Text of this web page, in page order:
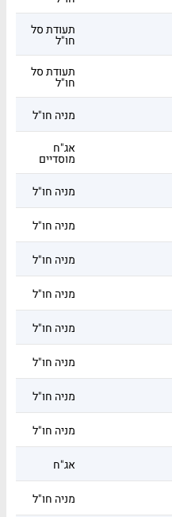
תעודת סל
חו"ל
תעודת סל
חו"ל
מניה חו"ל
אג"ח
מוסדיים
מניה חו"ל
מניה חו"ל
מניה חו"ל
מניה חו"ל
מניה חו"ל
מניה חו"ל
מניה חו"ל
מניה חו"ל
אג"ח
מניה חו"ל